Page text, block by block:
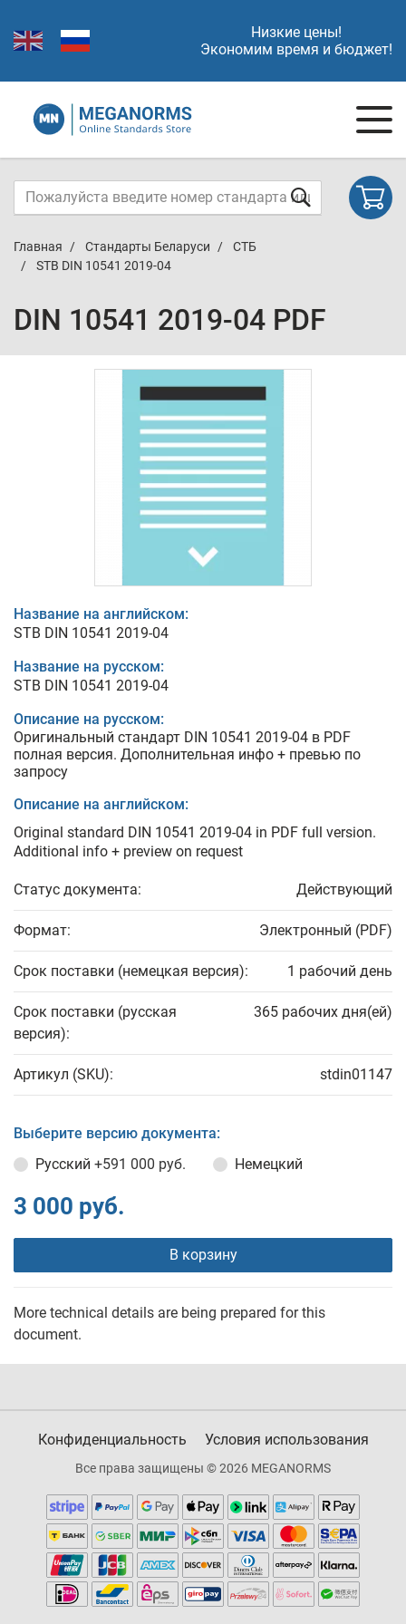
Низкие цены!
Экономим время и бюджет!
Главная Стандарты Беларуси
СТБ
STB DIN 10541 2019-04
DIN 10541 2019-04 PDF
Название на английском:
STB DIN 10541 2019-04
Название на русском:
STB DIN 10541 2019-04
Описание на русском:
Оригинальный стандарт DIN 10541 2019-04 в PDF
полная версия. Дополнительная инфо + превью по
запросу
Описание на английском:
Original standard DIN 10541 2019-04 in PDF full version.
Additional info + preview on request
Статус документа: Действующий
Формат: Электронный (PDF)
Срок поставки (немецкая версия): 1 рабочий день
Срок поставки (русская
версия):
365 рабочих дня(ей)
Артикул (SKU): stdin01147
Выберите версию документа:
Русский +591 000 руб. Немецкий
3 000 руб.
В корзину
More technical details are being prepared for this
document.
Конфиденциальность Условия использования
Все права защищены © 2026 MEGANORMS